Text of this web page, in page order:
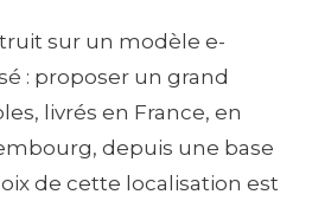
sur un modèle e-
: proposer un grand
livrés en France, en
depuis une base
de cette localisation est